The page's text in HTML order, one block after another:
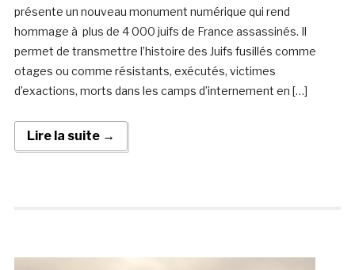
présente un nouveau monument numérique qui rend
hommage à plus de 4 000 juifs de France assassinés. Il
permet de transmettre l’histoire des Juifs fusillés comme
otages ou comme résistants, exécutés, victimes
d’exactions, morts dans les camps d’internement en […]
Lire la suite →